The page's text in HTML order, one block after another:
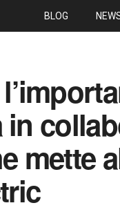
BLOG
in
mette